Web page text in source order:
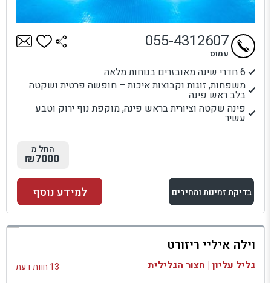
6 חדרי שינה מאובזרים בנוחות מלאה
משפחות, זוגות וקבוצות איכות – חופשה פרטית ושקטה
בלב ראש פינה
פינה שקטה וציורית בראש פינה, מוקפת נוף ירוק וטבע
עשיר
055-4312607
עמוס
החל מ
₪7000
בדיקת זמינות ומחירים
למתחם זה
בדיקת זמינות ומחירים
למידע נוסף
וילה איליי ריזורט
גליל עליון | חצור הגלילית 13 חוות דעת